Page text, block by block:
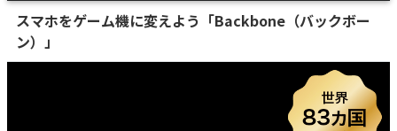
Backbone Pro
スマホをゲーム機に変えよう「Backbone（バックボー
ン）」